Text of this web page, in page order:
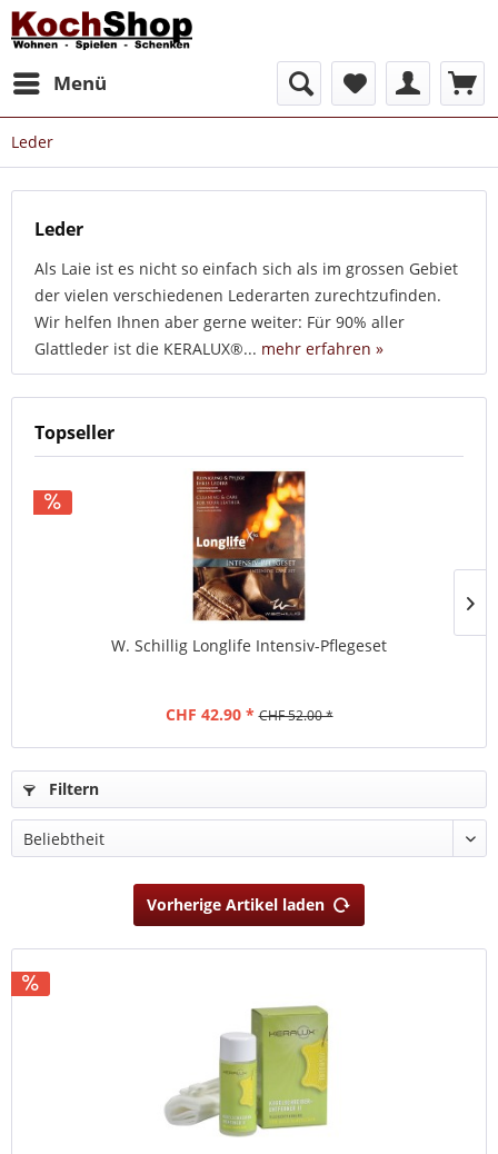
Menü
Leder
Leder
Als Laie ist es nicht so einfach sich als im grossen Gebiet
der vielen verschiedenen Lederarten zurechtzufinden.
Wir helfen Ihnen aber gerne weiter: Für 90% aller
Glattleder ist die KERALUX®... mehr erfahren »
Topseller
W. Schillig Longlife Intensiv-Pflegeset
CHF 42.90 * CHF 52.00 *
Filtern
Vorherige Artikel laden